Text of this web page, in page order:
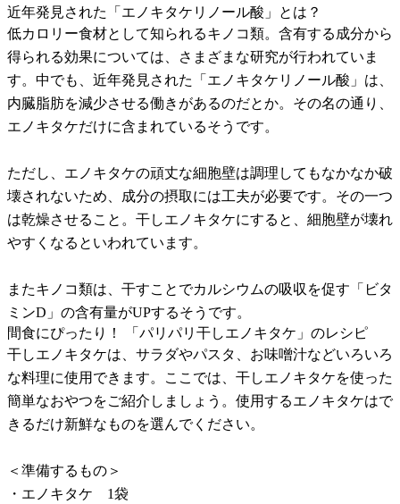
近年発見された「エノキタケリノール酸」とは？
低カロリー食材として知られるキノコ類。含有する成分から
得られる効果については、さまざまな研究が行われていま
す。中でも、近年発見された「エノキタケリノール酸」は、
内臓脂肪を減少させる働きがあるのだとか。その名の通り、
エノキタケだけに含まれているそうです。
ただし、エノキタケの頑丈な細胞壁は調理してもなかなか破
壊されないため、成分の摂取には工夫が必要です。その一つ
は乾燥させること。干しエノキタケにすると、細胞壁が壊れ
やすくなるといわれています。
またキノコ類は、干すことでカルシウムの吸収を促す「ビタ
ミンD」の含有量がUPするそうです。
間食にぴったり！ 「パリパリ干しエノキタケ」のレシピ
干しエノキタケは、サラダやパスタ、お味噌汁などいろいろ
な料理に使用できます。ここでは、干しエノキタケを使った
簡単なおやつをご紹介しましょう。使用するエノキタケはで
きるだけ新鮮なものを選んでください。
＜準備するもの＞
・エノキタケ 1袋